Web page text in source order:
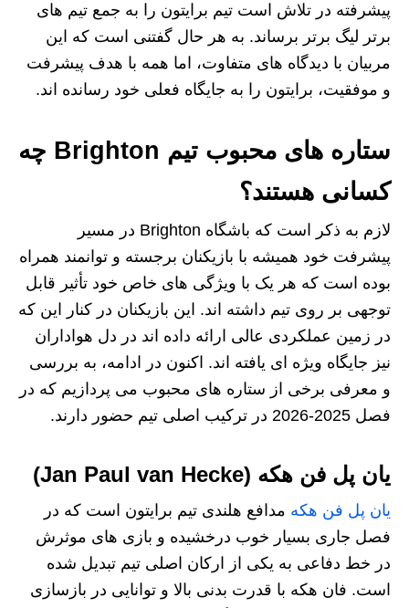
پیشرفته در تلاش است تیم برایتون را به جمع تیم‌ های
برتر لیگ برتر برساند. به هر حال گفتنی است که این
مربیان با دیدگاه‌ های متفاوت، اما همه با هدف پیشرفت
و موفقیت، برایتون را به جایگاه فعلی خود رسانده‌ اند.
ستاره های محبوب تیم Brighton چه
کسانی هستند؟
لازم به ذکر است که باشگاه Brighton در مسیر
پیشرفت خود همیشه با بازیکنان برجسته و توانمند همراه
بوده است که هر یک با ویژگی‌ های خاص خود تأثیر قابل‌
توجهی بر روی تیم داشته‌ اند. این بازیکنان در کنار این که
در زمین عملکردی عالی ارائه داده‌ اند در دل هواداران
نیز جایگاه ویژه‌ ای یافته‌ اند. اکنون در ادامه، به بررسی
و معرفی برخی از ستاره‌ های محبوب می‌ پردازیم که در
فصل 2025-2026 در ترکیب اصلی تیم حضور دارند.
یان پل فن هکه (Jan Paul van Hecke)
یان پل فن هکه مدافع هلندی تیم برایتون است که در
فصل جاری بسیار خوب درخشیده و بازی‌ های موثرش
در خط دفاعی به یکی از ارکان اصلی تیم تبدیل شده
است. فان هکه با قدرت بدنی بالا و توانایی در بازسازی